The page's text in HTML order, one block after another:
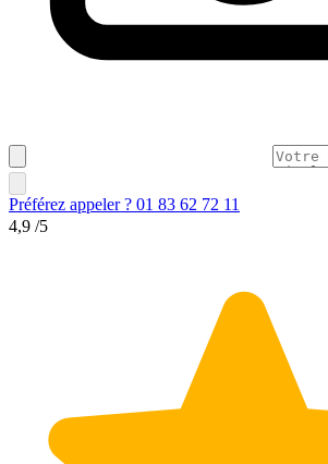
Préférez appeler ? 01 83 62 72 11
4,9 /5